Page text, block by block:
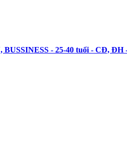
- 25-40 tuổi - CĐ, ĐH